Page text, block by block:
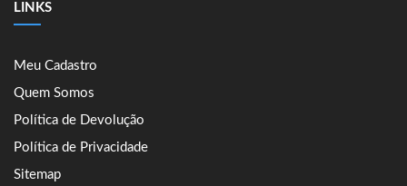
LINKS
Meu Cadastro
Quem Somos
Política de Devolução
Política de Privacidade
Sitemap